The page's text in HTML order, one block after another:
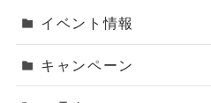
イベント情報
キャンペーン